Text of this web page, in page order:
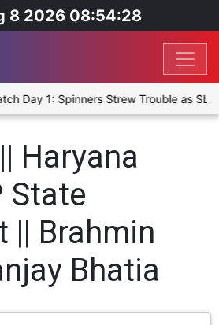
8 2026 08:54:28
Day 1: Spinners Strew Trouble as
Haryana
State
|| Brahmin
Bhatia